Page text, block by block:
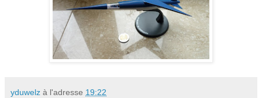
yduwelz à l'adresse 19:22